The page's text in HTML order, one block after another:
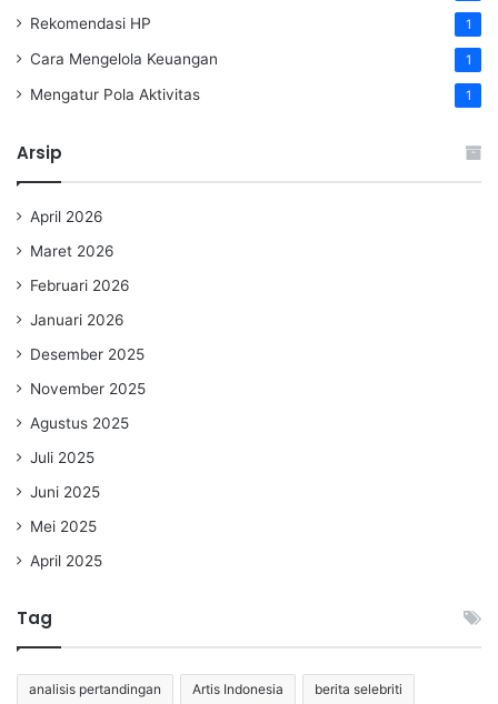
Rekomendasi HP 1
Cara Mengelola Keuangan 1
Mengatur Pola Aktivitas 1
Arsip
April 2026
Maret 2026
Februari 2026
Januari 2026
Desember 2025
November 2025
Agustus 2025
Juli 2025
Juni 2025
Mei 2025
April 2025
Tag
analisis pertandingan Artis Indonesia berita selebriti